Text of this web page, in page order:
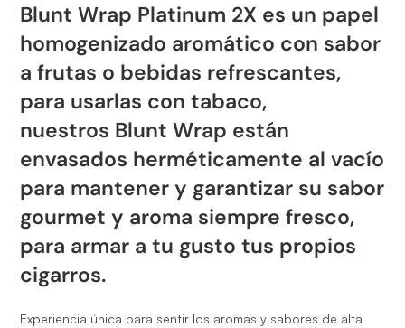
Blunt Wrap Platinum 2X es un papel
homogenizado aromático con sabor
a frutas o bebidas refrescantes,
para usarlas con tabaco,
nuestros Blunt Wrap están
envasados herméticamente al vacío
para mantener y garantizar su sabor
gourmet y aroma siempre fresco,
para armar a tu gusto tus propios
cigarros.
Experiencia única para sentir los aromas y sabores de alta